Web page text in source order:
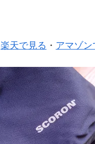
楽天で見る ・ アマゾン